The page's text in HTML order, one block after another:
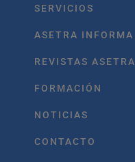
SERVICIOS
ASETRA INFORMA
REVISTAS ASETRA
FORMACIÓN
NOTICIAS
CONTACTO